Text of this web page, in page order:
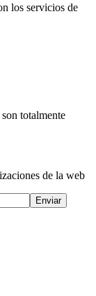
los servicios de
totalmente
de la web